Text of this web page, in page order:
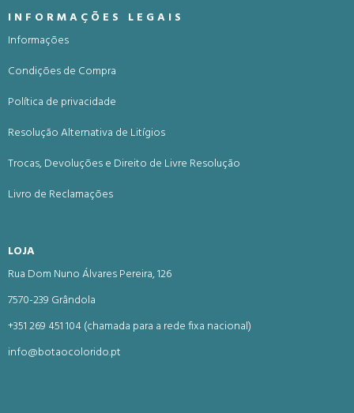
INFORMAÇÕES LEGAIS
Informações
Condições de Compra
Política de privacidade
Resolução Alternativa de Litígios
Trocas, Devoluções e Direito de Livre Resolução
Livro de Reclamações
LOJA
Rua Dom Nuno Álvares Pereira, 126
7570-239 Grândola
+351 269 451 104 (chamada para a rede fixa nacional)
info@botaocolorido.pt